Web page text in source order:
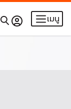
เมนู